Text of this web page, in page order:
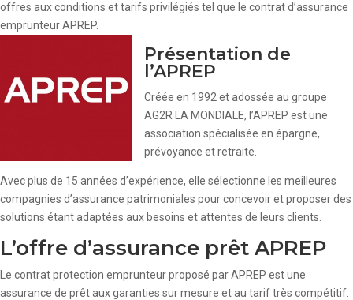
offres aux conditions et tarifs privilégiés tel que le contrat d’assurance
emprunteur APREP.
Présentation de
l’APREP
Créée en 1992 et adossée au groupe
AG2R LA MONDIALE, l’APREP est une
association spécialisée en épargne,
prévoyance et retraite.
Avec plus de 15 années d’expérience, elle sélectionne les meilleures
compagnies d’assurance patrimoniales pour concevoir et proposer des
solutions étant adaptées aux besoins et attentes de leurs clients.
L’offre d’assurance prêt APREP
Le contrat protection emprunteur proposé par APREP est une
assurance de prêt aux garanties sur mesure et au tarif très compétitif.